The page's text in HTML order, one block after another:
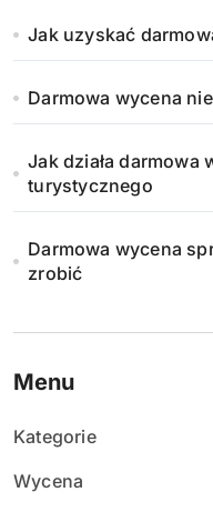
Jak uzyskać
Darmowa wycena
Jak działa darmowa
turystycznego
Darmowa wycena
zrobić
Menu
Kategorie
Wycena